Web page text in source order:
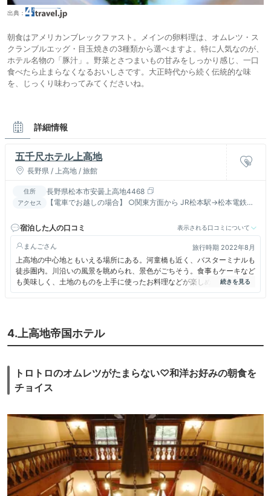
出典：
朝食はアメリカンブレックファスト。メインの卵料理は、オムレツ・ス
クランブルエッグ・目玉焼きの3種類から選べますよ。特に人気なのが、
ホテル名物の「豚汁」。野菜とさつまいもの甘みをしっかり感じ、一口
食べたら止まらなくなるおいしさです。大正時代から続く伝統的な味
を、じっくり味わってみてくださいね。
詳細情報
五千尺ホテル上高地
長野県 / 上高地 / 旅館
住所 長野県松本市安曇上高地4468
アクセス
【電車でお越しの場合】 ○関東方面から JR松本駅→松本電鉄上
京方面から JR高山駅→濃飛バス上高地線 【お車でお越しの場
合】 関東方面から 長野自動車道松本IC→国道158号→沢渡駐車場
→シャトルバスまたはタクシー 中京方面から 中部縦貫自動車道
高山IC→国道158号→平湯（あかんだな）駐車場→シャトルバス
またはタクシー 『上高地は通年マイカー規制を行っています』
美しい豊かな自然を維持するため、上高地へは年間を通してマイ
宿泊した人の口コミ 表示される口コミについて
まんご 旅行時期 2022年8月
上高地の中心地ともいえる場所にある。河童橋も近く、バスターミナルも
徒歩圏内。川沿いの風景を眺められ、景色がごちそう。食事もケーキなど
も美味しく、土地のものを上手に使ったお料理などが楽しめる。ややレト
ロというか古い感じもあるけど、上高地の雰囲気と溶け込んでいる。
4.上高地帝国ホテル
トロトロのオムレツがたまらない♡和洋お好みの朝食を
チョイス